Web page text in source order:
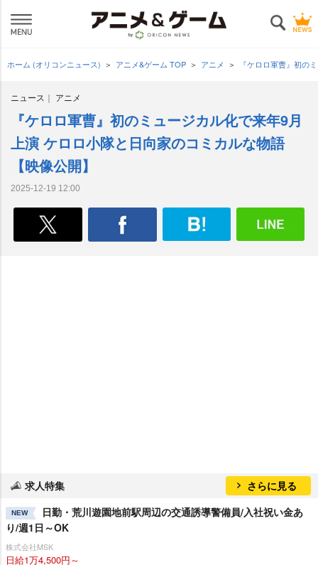
ホーム (オリコンニュース) アニメ&ゲーム TOP アニメ 『ケロロ軍曹』初の
ニュース アニメ
『ケロロ軍曹』初のミュージカル化で来年9月
上演 ケロロ小隊と日向家のコミカルな物語
【映像公開】
2025-12-19 12:00
求人特集 さらに見る
NEW
日勤・荒川遊園地前駅周辺の交通誘導警備員/入社祝い金あ
り/週1日～OK
株式会社MSK
日給1万4,500円～